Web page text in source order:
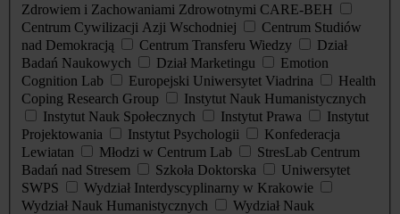
Zdrowiem i Zachowaniami Zdrowotnymi CARE-BEH
Centrum Cywilizacji Azji Wschodniej
Centrum Studiów
nad Demokracją
Centrum Transferu Wiedzy
Dział
Badań Naukowych
Dział Marketingu
Emotion
Cognition Lab
Europejski Uniwersytet Viadrina
Health
Coping Research Group
Instytut Nauk Humanistycznych
Instytut Nauk Społecznych
Instytut Prawa
Instytut
Projektowania
Instytut Psychologii
Konfederacja
Lewiatan
Młodzi w Centrum Lab
StresLab Centrum
Badań nad Stresem
Szkoła Doktorska
Uniwersytet
SWPS
Wydział Interdyscyplinarny w Krakowie
Wydział Nauk Humanistycznych
Wydział Nauk